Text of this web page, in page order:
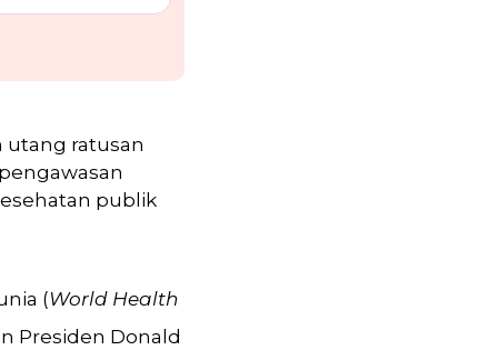
utang ratusan
publik
(World Health
Presiden Donald